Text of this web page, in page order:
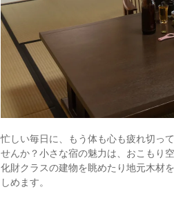
忙しい毎日に、もう体も心も疲れ切っ
せんか？小さな宿の魅力は、おこもり
化財クラスの建物を眺めたり地元木材
しめます。